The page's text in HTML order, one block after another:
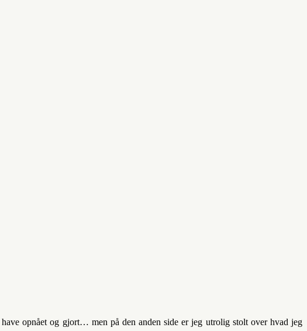
opnået og gjort… men på den anden side er jeg utrolig stolt over hvad jeg